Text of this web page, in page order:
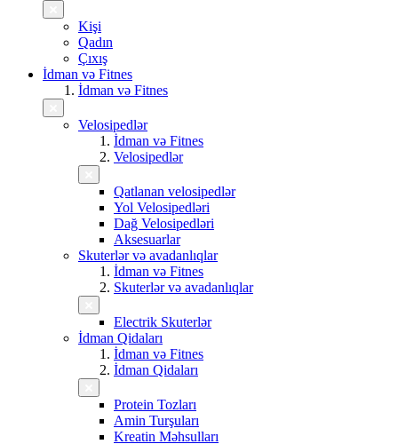
Kişi
Qadın
Çıxış
İdman və Fitnes
İdman və Fitnes
Velosipedlər
İdman və Fitnes
Velosipedlər
Qatlanan velosipedlər
Yol Velosipedləri
Dağ Velosipedləri
Aksesuarlar
Skuterlər və avadanlıqlar
İdman və Fitnes
Skuterlər və avadanlıqlar
Electrik Skuterlər
İdman Qidaları
İdman və Fitnes
İdman Qidaları
Protein Tozları
Amin Turşuları
Kreatin Məhsulları